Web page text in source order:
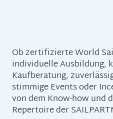
Ob zertifizierte World
individuelle Ausbildung,
Kaufberatung,
stimmige Events oder
von dem Know-how und
Repertoire der